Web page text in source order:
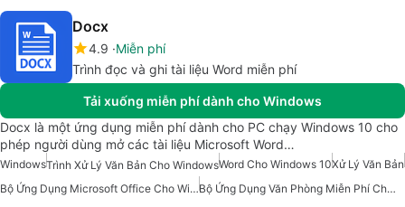
Docx
4.9 Miễn phí
Trình đọc và ghi tài liệu Word miễn phí
Tải xuống miễn phí dành cho Windows
Docx là một ứng dụng miễn phí dành cho PC chạy Windows 10 cho
phép người dùng mở các tài liệu Microsoft Word…
WindowsTrình Xử Lý Văn Bản Cho WindowsWord Cho Windows 10Xử Lý Văn Bản
Bộ Ứng Dụng Microsoft Office Cho Windows 10
Bộ Ứng Dụng Văn Phòng Miễn Phí Cho Windows